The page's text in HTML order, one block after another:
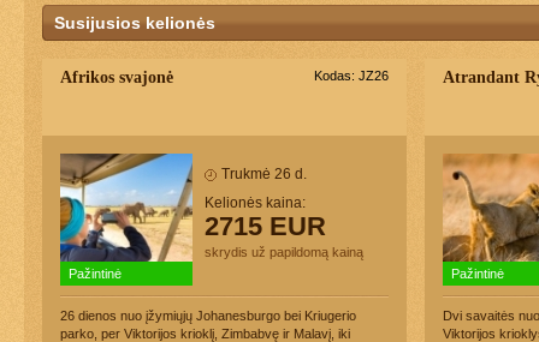
Susijusios kelionės
Afrikos svajonė Kodas: JZ26
Pažintinė
Trukmė 26 d.
Kelionės kaina:
2715 EUR
skrydis už papildomą kainą
26 dienos nuo įžymiųjų Johanesburgo bei Kriugerio
parko, per Viktorijos krioklį, Zimbabvę ir Malavį, iki
Atrandant
Pažintinė
Dvi savaitės
Viktorijos